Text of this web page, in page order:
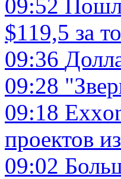
09:52
$119,5 за
09:36
09:28
09:18
проектов
09:02